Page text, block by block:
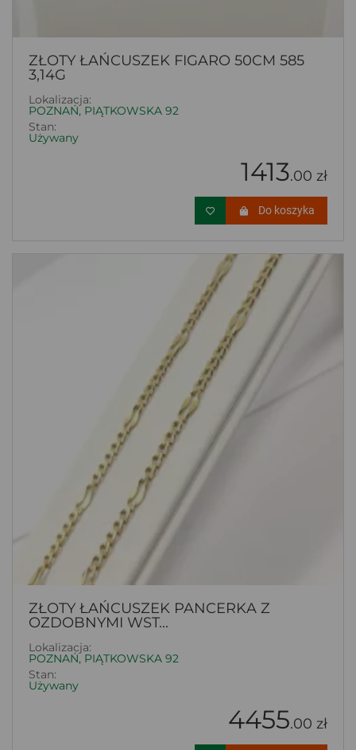
ZŁOTY ŁAŃCUSZEK FIGARO 50CM 585
3,14G
Lokalizacja:
POZNAŃ, PIĄTKOWSKA 92
Stan:
Używany
1413.00 zł
Do koszyka
ZŁOTY ŁAŃCUSZEK PANCERKA Z
OZDOBNYMI WST...
Lokalizacja:
POZNAŃ, PIĄTKOWSKA 92
Stan:
Używany
4455.00 zł